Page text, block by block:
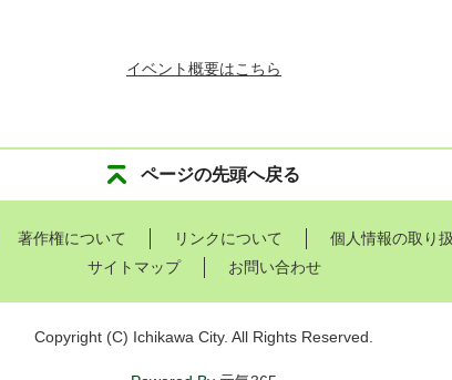
イベント概要はこちら
ページの先頭へ戻る
著作権について リンクについて 個人情報の取り
サイトマップ
お問い合わせ
Copyright (C) Ichikawa City. All Rights Reserved.